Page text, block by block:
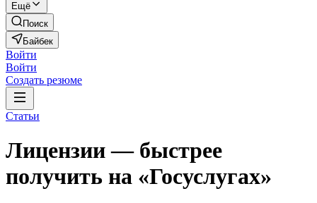
Ещё
Поиск
Байбек
Войти
Войти
Создать резюме
Статьи
Лицензии — быстрее
получить на «Госуслугах»